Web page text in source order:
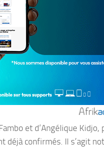
et d’Angélique Kidjo,
déjà confirmés. Il s’agit